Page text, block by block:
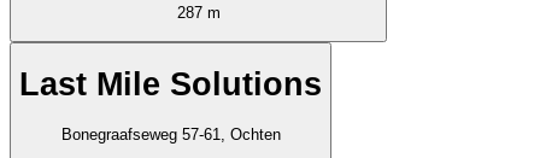
287 m
Last Mile Solutions
Bonegraafseweg 57-61, Ochten